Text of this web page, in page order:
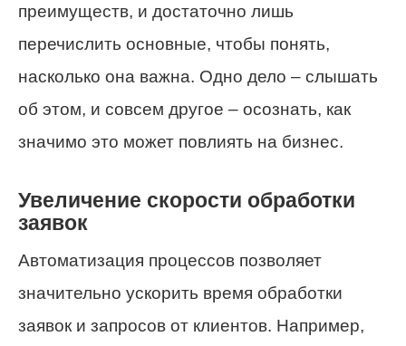
преимуществ, и достаточно лишь
перечислить основные, чтобы понять,
насколько она важна. Одно дело – слышать
об этом, и совсем другое – осознать, как
значимо это может повлиять на бизнес.
Увеличение скорости обработки
заявок
Автоматизация процессов позволяет
значительно ускорить время обработки
заявок и запросов от клиентов. Например,